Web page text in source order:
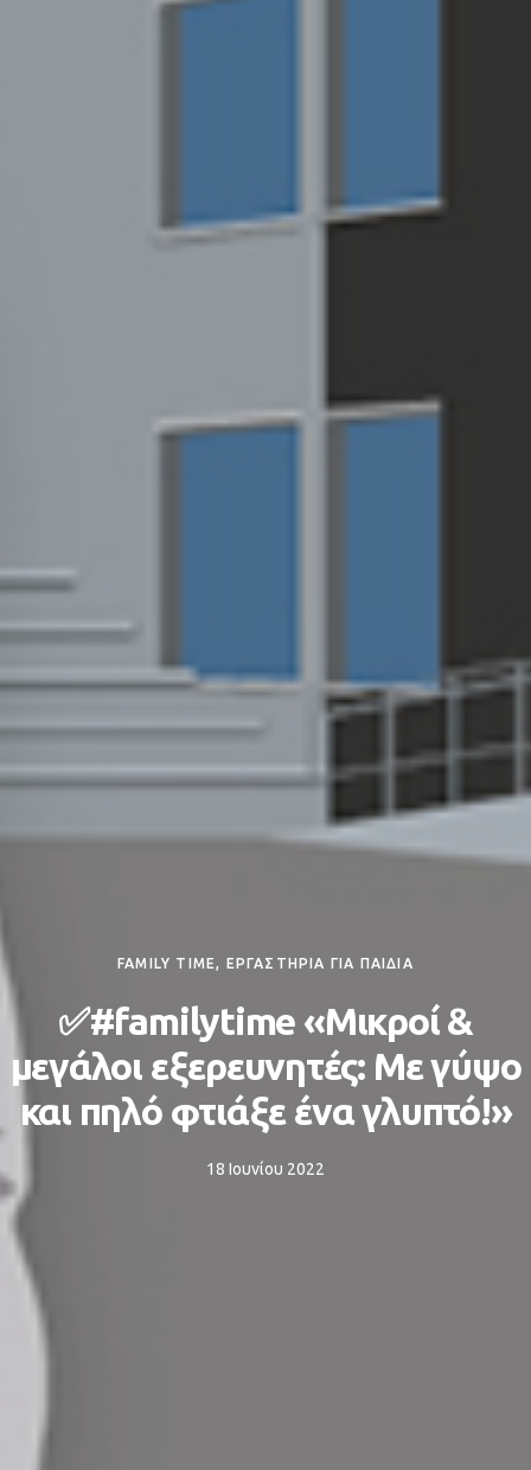
FAMILY TIME, ΕΡΓΑΣΤΗΡΙΑ ΓΙΑ ΠΑΙΔΙΑ
✅#familytime «Μικροί &
μεγάλοι εξερευνητές: Με γύψο
και πηλό φτιάξε ένα γλυπτό!»
18 Ιουνίου 2022